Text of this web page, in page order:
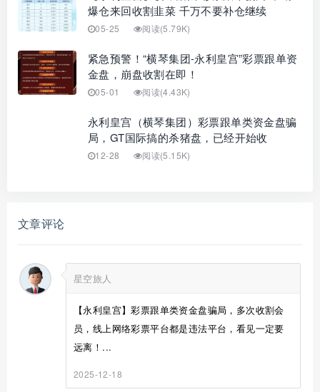
爆仓来回收割韭菜 千万不要补仓继续
05-25 阅读(5.79K)
紧急预警！“横琴集团-永利皇宫”彩票跟单资
金盘，崩盘收割在即！
05-01 阅读(4.43K)
永利皇宫（横琴集团）彩票跟单类资金盘骗
局，GT国际搞的杀猪盘，已经开始收
12-28 阅读(5.15K)
文章评论
星空旅人
【永利皇宫】彩票跟单类资金盘骗局，多次收割会
员，线上网络彩票平台都是违法平台，看见一定要
远离！...
2025-12-18